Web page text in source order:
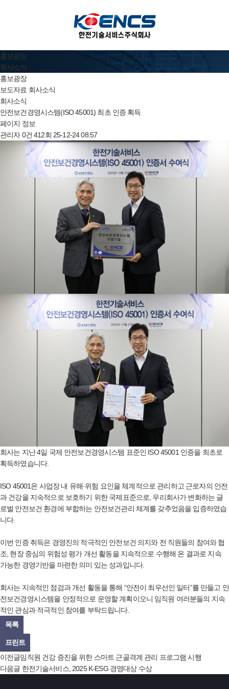
홍보광장
회사소식
홍보광장
보도자료 회사소식
회사소식
안전보건경영시스템(ISO 45001) 최초 인증 획득
페이지 정보
관리자 0건 412회 25-12-24 08:57
회사는 지난 4일 국제 안전보건경영시스템 표준인 ISO 45001 인증을 최초로
획득하였습니다.
ISO 45001은 사업장 내 유해·위험 요인을 체계적으로 관리하고 근로자의 안전
과 건강을 지속적으로 보호하기 위한 국제표준으로, 우리회사가 변화하는 글
로벌 안전보건 환경에 부합하는 안전보건관리 체계를 갖추었음을 입증하였습
니다.
이번 인증 취득은 경영진의 적극적인 안전보건 의지와 전 직원들의 참여와 협
조, 현장 중심의 위험성 평가 개선 활동을 지속적으로 수행해 온 결과로 지속
가능한 경영기반을 마련한 의미 있는 성과입니다.
회사는 지속적인 점검과 개선 활동을 통해 “안전이 최우선인 일터”를 만들고 안
전보건경영시스템을 안정적으로 운영할 계획이오니 임직원 여러분들의 지속
적인 관심과 적극적인 참여를 부탁드립니다.
목록
프린트
이전글임직원 건강 증진을 위한 스마트 근골격계 관리 프로그램 시행
다음글 한전기술서비스, 2025 K-ESG 경영대상 수상